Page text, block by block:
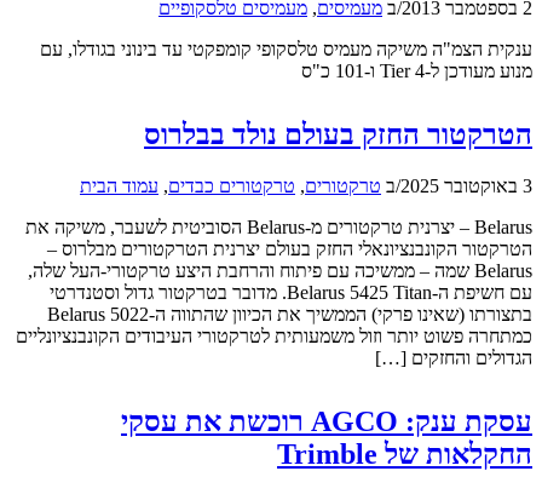
2 בספטמבר 2013 /ב מעמיסים, מעמיסים טלסקופיים
ענקית הצמ"ה משיקה מעמיס טלסקופי קומפקטי עד בינוני בגודלו, עם
מנוע מעודכן ל-Tier 4 ו-101 כ"ס
הטרקטור החזק בעולם נולד בבלרוס
3 באוקטובר 2025 /ב טרקטורים, טרקטורים כבדים, עמוד הבית
Belarus – יצרנית טרקטורים מ-Belarus הסוביטית לשעבר, משיקה את
הטרקטור הקונבנציונאלי החזק בעולם יצרנית הטרקטורים מבלרוס –
Belarus שמה – ממשיכה עם פיתוח והרחבת היצע טרקטורי-העל שלה,
עם חשיפת ה-Belarus 5425 Titan. מדובר בטרקטור גדול וסטנדרטי
בתצורתו (שאינו פרקי) הממשיך את הכיוון שהתווה ה-Belarus 5022
כמתחרה פשוט יותר וזול משמעותית לטרקטורי העיבודים הקונבנציונליים
הגדולים והחזקים […]
עסקת ענק: AGCO רוכשת את עסקי
החקלאות של Trimble